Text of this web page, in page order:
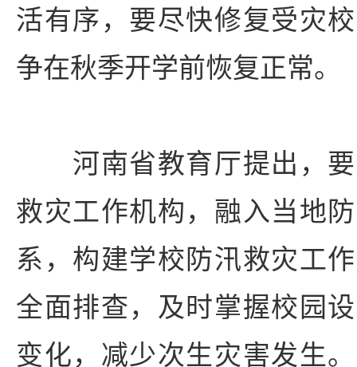
活有序，要尽快修复受灾
争在秋季开学前恢复正常。
河南省教育厅提出，要
救灾工作机构，融入当地
系，构建学校防汛救灾工
全面排查，及时掌握校园
变化，减少次生灾害发生